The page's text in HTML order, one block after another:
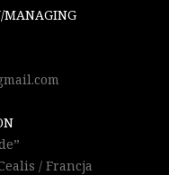
MANAGING
/ Francja